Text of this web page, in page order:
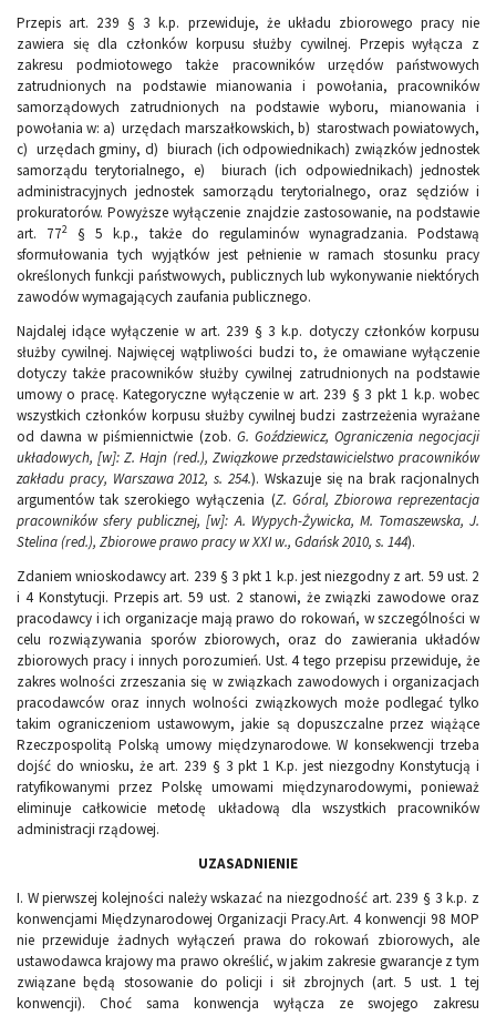
Przepis art. 239 § 3 k.p. przewiduje, że układu zbiorowego pracy nie
zawiera się dla członków korpusu służby cywilnej. Przepis wyłącza z
zakresu podmiotowego także pracowników urzędów państwowych
zatrudnionych na podstawie mianowania i powołania, pracowników
samorządowych zatrudnionych na podstawie wyboru, mianowania i
powołania w: a) urzędach marszałkowskich, b) starostwach powiatowych,
c) urzędach gminy, d) biurach (ich odpowiednikach) związków jednostek
samorządu terytorialnego, e) biurach (ich odpowiednikach) jednostek
administracyjnych jednostek samorządu terytorialnego, oraz sędziów i
prokuratorów. Powyższe wyłączenie znajdzie zastosowanie, na podstawie
art. 772
§ 5 k.p., także do regulaminów wynagradzania. Podstawą
sformułowania tych wyjątków jest pełnienie w ramach stosunku pracy
określonych funkcji państwowych, publicznych lub wykonywanie niektórych
zawodów wymagających zaufania publicznego.
Najdalej idące wyłączenie w art. 239 § 3 k.p. dotyczy członków korpusu
służby cywilnej. Najwięcej wątpliwości budzi to, że omawiane wyłączenie
dotyczy także pracowników służby cywilnej zatrudnionych na podstawie
umowy o pracę. Kategoryczne wyłączenie w art. 239 § 3 pkt 1 k.p. wobec
wszystkich członków korpusu służby cywilnej budzi zastrzeżenia wyrażane
od dawna w piśmiennictwie (zob. G. Goździewicz, Ograniczenia negocjacji
układowych, [w]: Z. Hajn (red.), Związkowe przedstawicielstwo pracowników
zakładu pracy, Warszawa 2012, s. 254.). Wskazuje się na brak racjonalnych
argumentów tak szerokiego wyłączenia (Z. Góral, Zbiorowa reprezentacja
pracowników sfery publicznej, [w]: A. Wypych-Żywicka, M. Tomaszewska, J.
Stelina (red.), Zbiorowe prawo pracy w XXI w., Gdańsk 2010, s. 144).
Zdaniem wnioskodawcy art. 239 § 3 pkt 1 k.p. jest niezgodny z art. 59 ust. 2
i 4 Konstytucji. Przepis art. 59 ust. 2 stanowi, że związki zawodowe oraz
pracodawcy i ich organizacje mają prawo do rokowań, w szczególności w
celu rozwiązywania sporów zbiorowych, oraz do zawierania układów
zbiorowych pracy i innych porozumień. Ust. 4 tego przepisu przewiduje, że
zakres wolności zrzeszania się w związkach zawodowych i organizacjach
pracodawców oraz innych wolności związkowych może podlegać tylko
takim ograniczeniom ustawowym, jakie są dopuszczalne przez wiążące
Rzeczpospolitą Polską umowy międzynarodowe. W konsekwencji trzeba
dojść do wniosku, że art. 239 § 3 pkt 1 K.p. jest niezgodny Konstytucją i
ratyfikowanymi przez Polskę umowami międzynarodowymi, ponieważ
eliminuje całkowicie metodę układową dla wszystkich pracowników
administracji rządowej.
UZASADNIENIE
I. W pierwszej kolejności należy wskazać na niezgodność art. 239 § 3 k.p. z
konwencjami Międzynarodowej Organizacji Pracy.Art. 4 konwencji 98 MOP
nie przewiduje żadnych wyłączeń prawa do rokowań zbiorowych, ale
ustawodawca krajowy ma prawo określić, w jakim zakresie gwarancje z tym
związane będą stosowanie do policji i sił zbrojnych (art. 5 ust. 1 tej
konwencji). Choć sama konwencja wyłącza ze swojego zakresu